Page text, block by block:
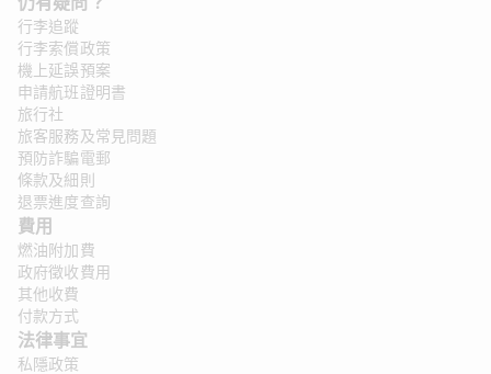
行李追蹤
行李索償政策
機上延誤預案
申請航班證明書
旅行社
旅客服務及常見問題
預防詐騙電郵
條款及細則
退票進度查詢
費用
燃油附加費
政府徵收費用
其他收費
付款方式
法律事宜
私隱政策